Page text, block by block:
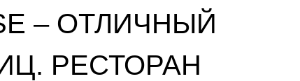
– ОТЛИЧНЫЙ
РЕСТОРАН